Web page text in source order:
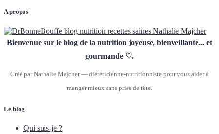
A propos
Bienvenue sur le blog de la nutrition joyeuse, bienveillante... et
gourmande ♡.
Créé par Nathalie Majcher — diététicienne-nutritionniste pour vous aider à
manger mieux sans prise de tête.
Le blog
Qui suis-je ?